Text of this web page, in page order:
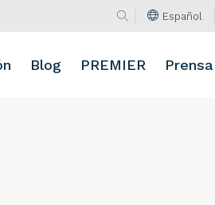
Buscar en la web
Buscar
Idioma Español
Blog PREMIER Prensa